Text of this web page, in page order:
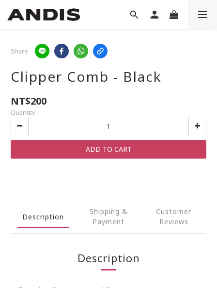
Share
Clipper Comb - Black
NT$200
Quantity
ADD TO CART
Description
Shipping &
Payment
Customer
Reviews
Description